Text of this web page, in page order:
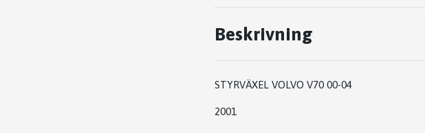
Beskrivning
STYRVÄXEL VOLVO V70 00-04
2001